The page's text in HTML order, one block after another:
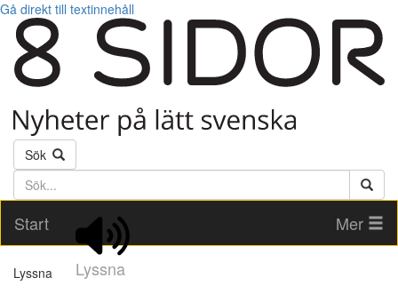
Gå direkt till textinnehåll
Sök
Söktext
Start
Lyssna
Mer
Lyssna